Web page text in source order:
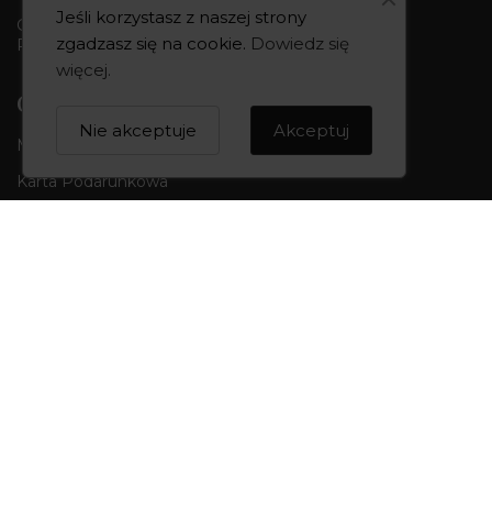
Godziny otwarcia:
Pon-Pt 10:00-18:00 | Sob 10:00 - 14:00
CREOWNIA
Marka CREOWNIA
Karta Podarunkowa
Jeśli korzystasz z naszej strony
zgadzasz się na cookie. Dowiedz się
więcej.
Akceptuj
Nie akceptuje